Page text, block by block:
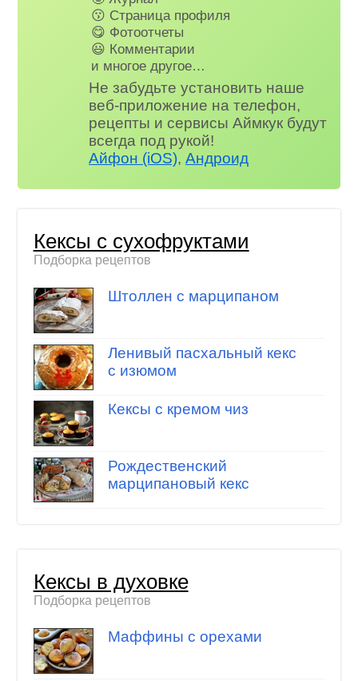
😗 Страница профиля
😋 Фотоотчеты
😃 Комментарии
и многое другое…
Не забудьте установить наше
веб-приложение на телефон,
рецепты и сервисы Аймкук будут
всегда под рукой!
Айфон (iOS),Андроид
Кексы с сухофруктами
Подборка рецептов
Штоллен с марципаном
Ленивый пасхальный кекс
с изюмом
Кексы с кремом чиз
Рождественский
марципановый кекс
Кексы в духовке
Подборка рецептов
Маффины с орехами